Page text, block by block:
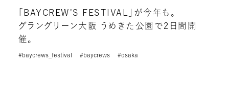
「BAYCREW'S FESTIVAL」が今年も。
グラングリーン大阪 うめきた公園で2日間開
催。
#baycrews_festival #baycrews #osaka